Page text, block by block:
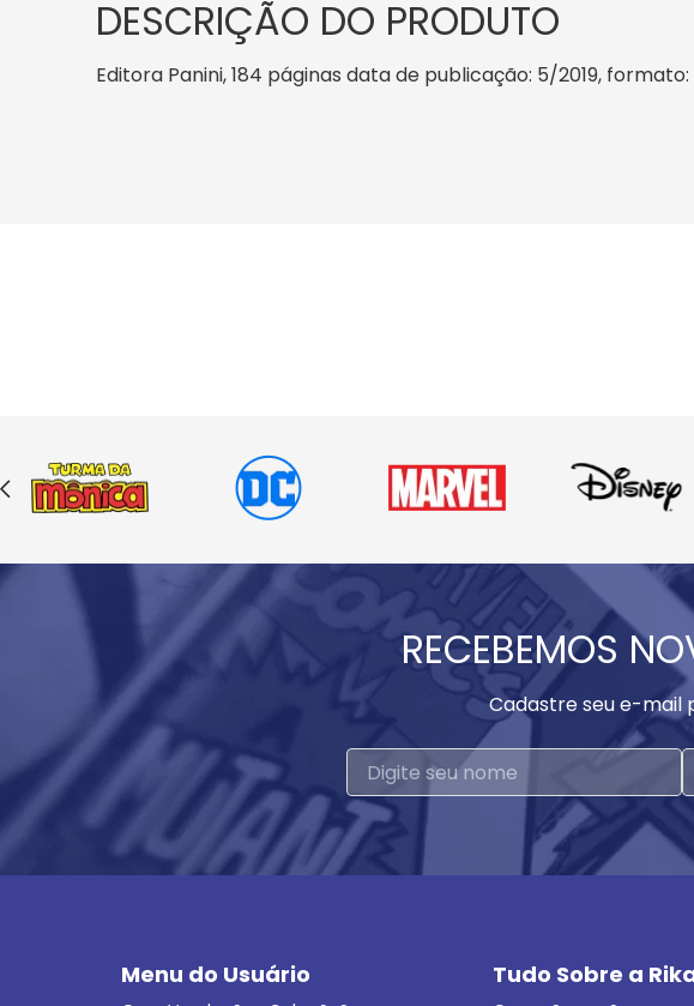
DESCRIÇÃO DO PRODUTO
Editora Panini, 184 páginas data de publicação: 5/2019,
RECEBEMOS
Cadastre seu e-mail
Menu do Usuário Tudo Sobre a